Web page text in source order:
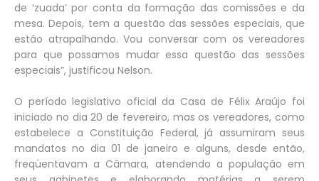
de ‘zuada’ por conta da formação das comissões e da
mesa. Depois, tem a questão das sessões especiais, que
estão atrapalhando. Vou conversar com os vereadores
para que possamos mudar essa questão das sessões
especiais”, justificou Nelson.
O período legislativo oficial da Casa de Félix Araújo foi
iniciado no dia 20 de fevereiro, mas os vereadores, como
estabelece a Constituição Federal, já assumiram seus
mandatos no dia 01 de janeiro e alguns, desde então,
freqüentavam a Câmara, atendendo a população em